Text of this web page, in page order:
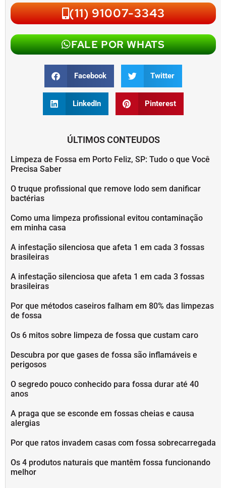
(11) 91007-3343
FALE POR WHATS
Facebook Twitter
LinkedIn Pinterest
ÚLTIMOS CONTEUDOS
Limpeza de Fossa em Porto Feliz, SP: Tudo o que Você
Precisa Saber
O truque profissional que remove lodo sem danificar
bactérias
Como uma limpeza profissional evitou contaminação
em minha casa
A infestação silenciosa que afeta 1 em cada 3 fossas
brasileiras
A infestação silenciosa que afeta 1 em cada 3 fossas
brasileiras
Por que métodos caseiros falham em 80% das limpezas
de fossa
Os 6 mitos sobre limpeza de fossa que custam caro
Descubra por que gases de fossa são inflamáveis e
perigosos
O segredo pouco conhecido para fossa durar até 40
anos
A praga que se esconde em fossas cheias e causa
alergias
Por que ratos invadem casas com fossa sobrecarregada
Os 4 produtos naturais que mantêm fossa funcionando
melhor